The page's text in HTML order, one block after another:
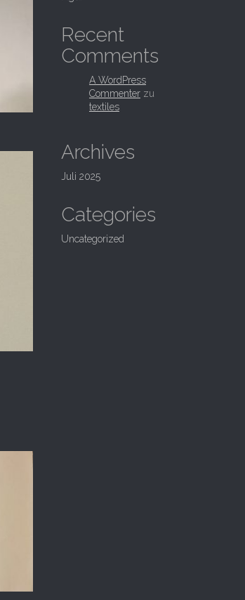
Recent
Comments
A WordPress
Commenterzu
textiles
Archives
Juli 2025
Categories
Uncategorized